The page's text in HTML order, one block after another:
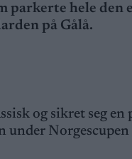
parkerte hele den
på Gålå.
og sikret seg en